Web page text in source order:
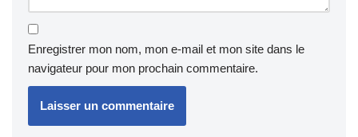
Enregistrer mon nom, mon e-mail et mon site dans le
navigateur pour mon prochain commentaire.